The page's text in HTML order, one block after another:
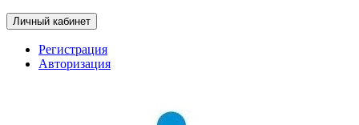
Личный кабинет
Регистрация
Авторизация